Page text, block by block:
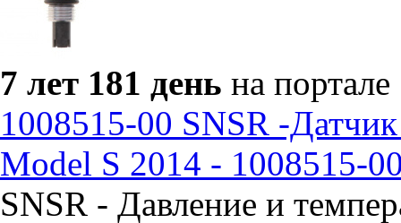
7 лет 181 день на портале
1008515-00 SNSR -
Model S 2014 - 1008515-
SNSR - Давление и